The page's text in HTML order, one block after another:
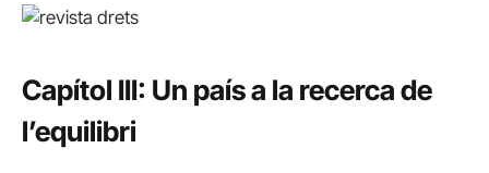
Capítol III: Un país a la recerca de
l’equilibri